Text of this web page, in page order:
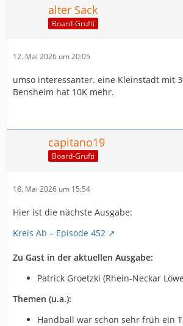
alter Sack
Board-Grufti
12. Mai 2026 um 20:05
umso interessanter. eine Kleinstadt mit
Bensheim hat 10K mehr.
capitano19
Board-Grufti
18. Mai 2026 um 15:54
Hier ist die nächste Ausgabe:
Kreis Ab – Episode 452
Zu Gast in der aktuellen Ausgabe:
Patrick Groetzki (Rhein-Neckar
Themen (u.a.):
Handball war schon sehr früh ein